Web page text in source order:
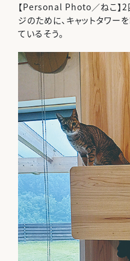
【Personal Photo／ねこ】2
ジのために、キャットタワー
ているそう。